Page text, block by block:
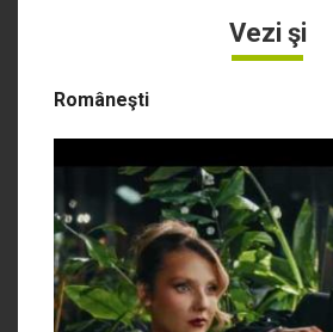
Vezi şi
Româneşti